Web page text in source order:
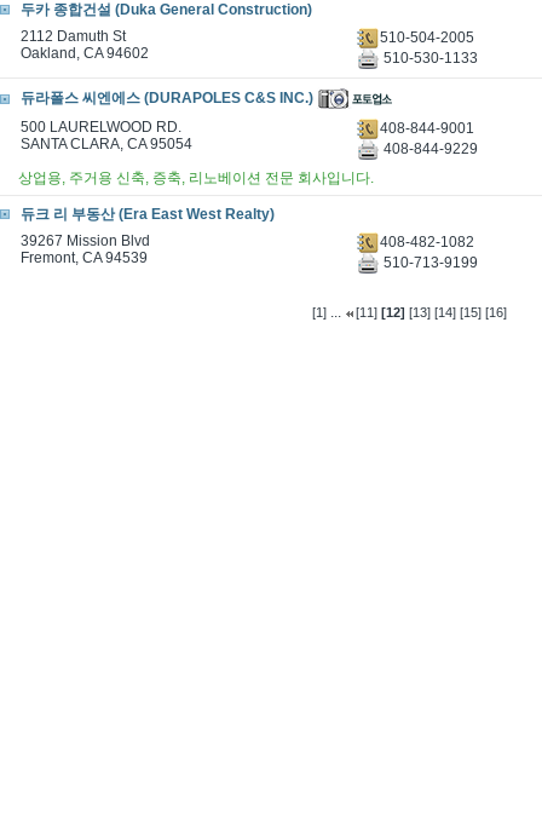
두카 종합건설 (Duka General Construction)
2112 Damuth St
Oakland, CA 94602
510-504-2005
510-530-1133
듀라폴스 씨엔에스 (DURAPOLES C&S INC.)
500 LAURELWOOD RD.
SANTA CLARA, CA 95054
408-844-9001
408-844-9229
상업용, 주거용 신축, 증축, 리노베이션 전문 회사입니다.
듀크 리 부동산 (Era East West Realty)
39267 Mission Blvd
Fremont, CA 94539
408-482-1082
510-713-9199
[1] ... [11] [12] [13] [14] [15] [16]